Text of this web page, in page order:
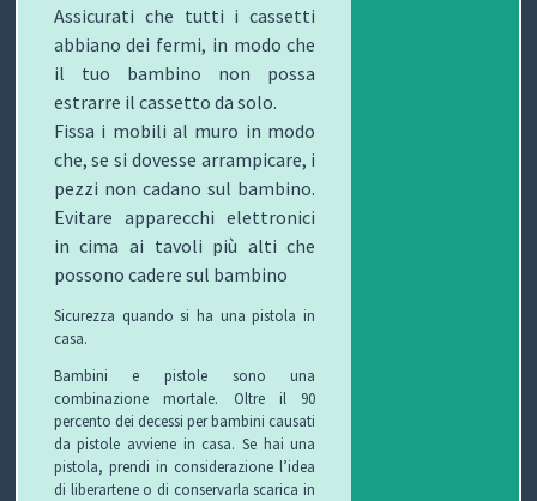
Assicurati che tutti i cassetti
abbiano dei fermi, in modo che
il tuo bambino non possa
estrarre il cassetto da solo.
Fissa i mobili al muro in modo
che, se si dovesse arrampicare, i
pezzi non cadano sul bambino.
Evitare apparecchi elettronici
in cima ai tavoli più alti che
possono cadere sul bambino
Sicurezza quando si ha una pistola in
casa.
Bambini e pistole sono una
combinazione mortale. Oltre il 90
percento dei decessi per bambini causati
da pistole avviene in casa. Se hai una
pistola, prendi in considerazione l’idea
di liberartene o di conservarla scarica in